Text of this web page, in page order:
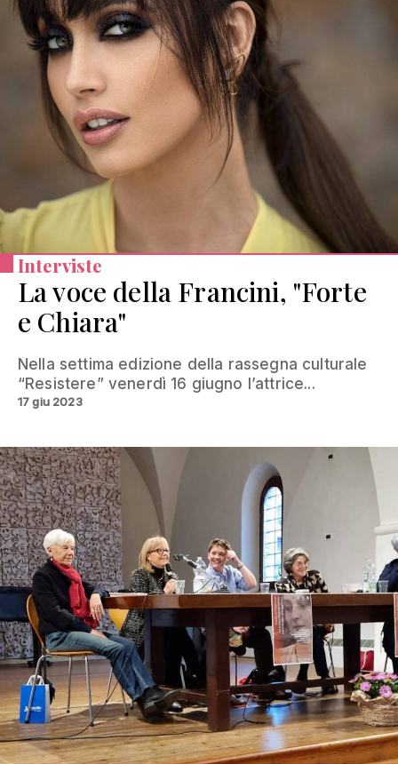
Interviste
La voce della Francini, "Forte
e Chiara"
Nella settima edizione della rassegna culturale
“Resistere” venerdì 16 giugno l’attrice...
17 giu 2023